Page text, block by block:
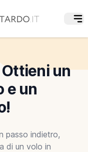
un
e un
passo indietro,
di un volo in